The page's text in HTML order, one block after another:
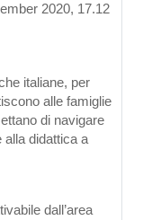
2020, 17.12
italiane, per
alle famiglie
di navigare
alla didattica a
dall’area